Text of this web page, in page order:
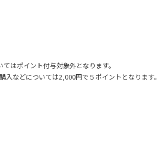
はポイント付与対象外となります。
などについては2,000円で５ポイントとなります。